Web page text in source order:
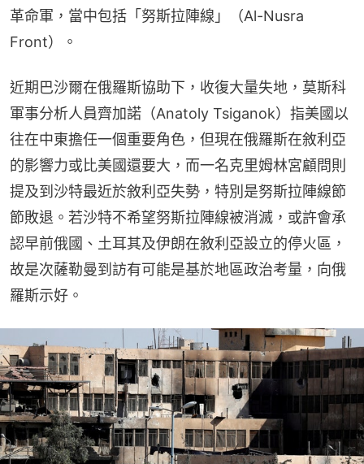
革命軍，當中包括「努斯拉陣線」（Al-Nusra
Front）。
近期巴沙爾在俄羅斯協助下，收復大量失地，莫斯科
軍事分析人員齊加諾（Anatoly Tsiganok）指美國以
往在中東擔任一個重要角色，但現在俄羅斯在敘利亞
的影響力或比美國還要大，而一名克里姆林宮顧問則
提及到沙特最近於敘利亞失勢，特別是努斯拉陣線節
節敗退。若沙特不希望努斯拉陣線被消滅，或許會承
認早前俄國、土耳其及伊朗在敘利亞設立的停火區，
故是次薩勒曼到訪有可能是基於地區政治考量，向俄
羅斯示好。